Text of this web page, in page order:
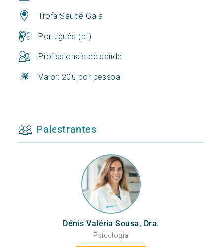
Trofa Saúde Gaia
Português (pt)
Profissionais de saúde
Valor: 20€ por pessoa
Palestrantes
Dénis Valéria Sousa, Dra.
Psicologia